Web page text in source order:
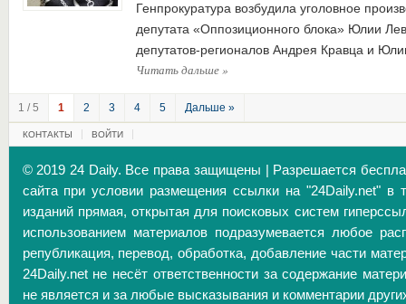
Генпрокуратура возбудила уголовное
депутата «Оппозиционного блока» Юлии
депутатов-регионалов Андрея Кравца и
Читать дальше»
1 / 5 1 2 3 4 5 Дальше »
КОНТАКТЫ ВОЙТИ
© 2019 24 Daily. Все права защищены | Разрешается
сайта при условии размещения ссылки на "24Daily.net" в
изданий прямая, открытая для поисковых систем
использованием материалов подразумевается любое
републикация, перевод, обработка, добавление части
24Daily.net не несёт ответственности за содержание
не является и за любые высказывания и комментарии